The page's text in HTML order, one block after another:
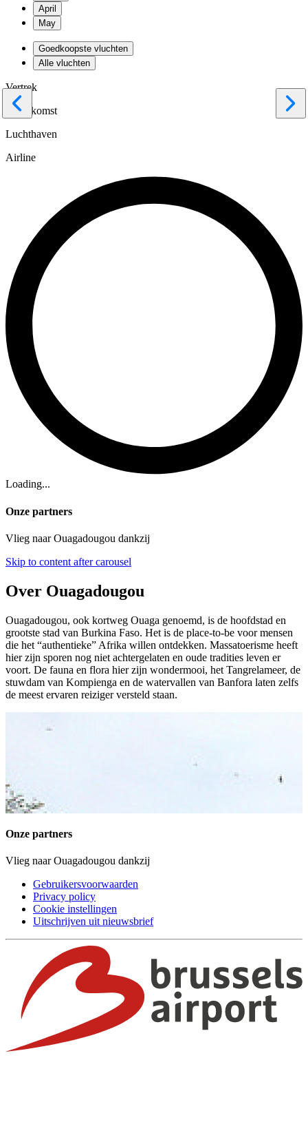
April
May
Goedkoopste vluchten
Alle vluchten
Vertrek
Terugkomst
Luchthaven
Airline
Loading...
Onze partners
Vlieg naar Ouagadougou dankzij
Skip to content after carousel
Over Ouagadougou
Ouagadougou, ook kortweg Ouaga genoemd, is de hoofdstad en
grootste stad van Burkina Faso. Het is de place-to-be voor mensen
die het “authentieke” Afrika willen ontdekken. Massatoerisme heeft
hier zijn sporen nog niet achtergelaten en oude tradities leven er
voort. De fauna en flora hier zijn wondermooi, het Tangrelameer, de
stuwdam van Kompienga en de watervallen van Banfora laten zelfs
de meest ervaren reiziger versteld staan.
Onze partners
Vlieg naar Ouagadougou dankzij
Gebruikersvoorwaarden
Privacy policy
Cookie instellingen
Uitschrijven uit nieuwsbrief